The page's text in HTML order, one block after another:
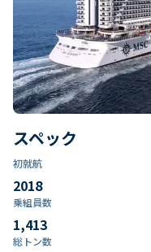
スペック
初就航
2018
乗組員数​
1,413
総トン数​